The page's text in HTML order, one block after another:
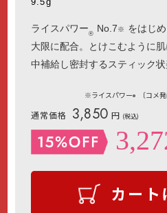
ライスパワー® No.7※
をはじ
大限に配合。とけこむように
中補給し密封するスティック状
※ライスパワー® 〔コメ
通常価格 3,850 円 (税込)
カート